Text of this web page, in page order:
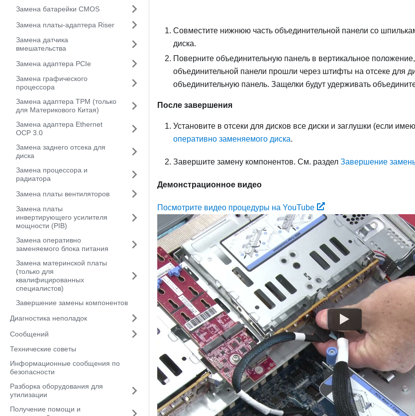
Замена батарейки CMOS
Замена платы-адаптера Riser
Замена датчика
вмешательства
Замена адаптера PCIe
Замена графического
процессора
Замена адаптера TPM (только
для Материкового Китая)
Замена адаптера Ethernet
OCP 3.0
Замена заднего отсека для
диска
Замена процессора и
радиатора
Замена платы вентиляторов
Замена платы
инвертирующего усилителя
мощности (PIB)
Замена оперативно
заменяемого блока питания
Замена материнской платы
(только для
квалифицированных
специалистов)
Завершение замены компонентов
Диагностика неполадок
Сообщений
Технические советы
Информационные сообщения по
безопасности
Разборка оборудования для
утилизации
Получение помощи и
Совместите нижнюю часть объединительной панели со
диска.
Поверните объединительную панель в вертикальное
объединительной панели прошли через штифты на отсеке для
объединительную панель. Защелки будут удерживать
После завершения
Установите в отсеки для дисков все диски и заглушки (если
оперативно заменяемого диска.
Завершите замену компонентов. См. раздел Завершение
Демонстрационное видео
Посмотрите видео процедуры на YouTube